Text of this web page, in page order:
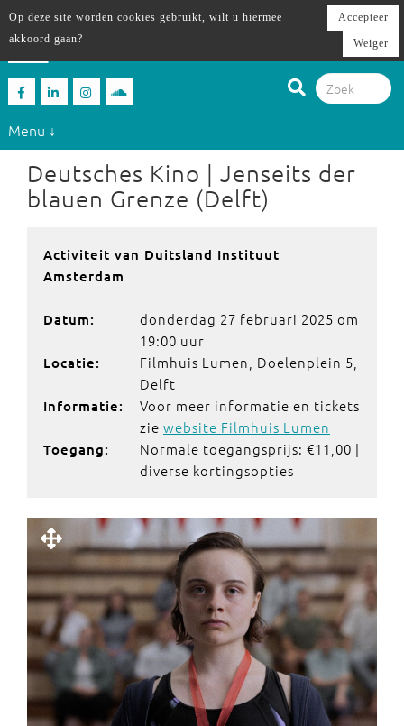
Menu ↓
Deutsches Kino | Jenseits der
blauen Grenze (Delft)
Activiteit van Duitsland Instituut
Amsterdam
Datum:
donderdag 27 februari 2025 om
19:00 uur
Locatie:
Filmhuis Lumen, Doelenplein 5,
Delft
Informatie:
Voor meer informatie en tickets
zie website Filmhuis Lumen
Toegang:
Normale toegangsprijs: €11,00 |
diverse kortingsopties
Op deze site worden cookies gebruikt, wilt u hiermee
akkoord gaan?
Accepteer
Weiger